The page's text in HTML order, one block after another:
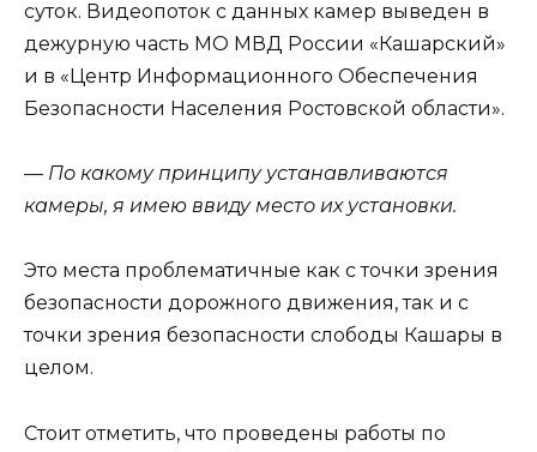
суток. Видеопоток с данных камер выведен в
дежурную часть МО МВД России «Кашарский»
и в «Центр Информационного Обеспечения
Безопасности Населения Ростовской области».
— По какому принципу устанавливаются
камеры, я имею ввиду место их установки.
Это места проблематичные как с точки зрения
безопасности дорожного движения, так и с
точки зрения безопасности слободы Кашары в
целом.
Стоит отметить, что проведены работы по